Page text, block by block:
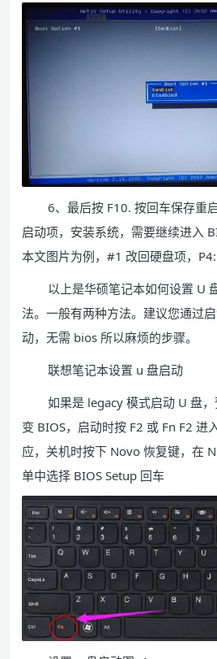
6、最后按 F10. 按回车保存重
启动项，安装系统，需要继续进入
本文图片为例，#1 改回硬盘项，
以上是华硕笔记本如何设置 U
法。一般有两种方法。建议您通过
动，无需 bios 所以麻烦的步骤。
联想笔记本设置 u 盘启动
如果是 legacy 模式启动 U 盘
变 BIOS，启动时按 F2 或 Fn F2 进
应，关机时按下 Novo 恢复键，在
单中选择 BIOS Setup 回车